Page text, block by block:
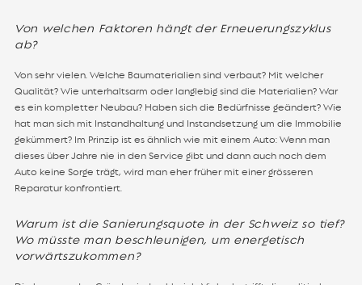
Von welchen Faktoren hängt der Erneuerungszyklus
ab?
Von sehr vielen. Welche Baumaterialien sind verbaut? Mit welcher
Qualität? Wie unterhaltsarm oder langlebig sind die Materialien? War
es ein kompletter Neubau? Haben sich die Bedürfnisse geändert? Wie
hat man sich mit Instandhaltung und Instandsetzung um die Immobilie
gekümmert? Im Prinzip ist es ähnlich wie mit einem Auto: Wenn man
dieses über Jahre nie in den Service gibt und dann auch noch dem
Auto keine Sorge trägt, wird man eher früher mit einer grösseren
Reparatur konfrontiert.
Warum ist die Sanierungsquote in der Schweiz so tief?
Wo müsste man beschleunigen, um energetisch
vorwärtszukommen?